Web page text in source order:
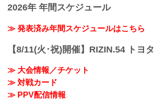
すが、心の底から自
Yogibo presents
youtu.be
吉成 前回は12月の
GP - 1st Round
youtu.be
【5/12更新】開催日
5月30日（日）丸善
阪にて開催を予定し
2026年 年間スケジュール
≫ 発表済み年間スケジュールはこちら
【8/11(火･祝)開催】RIZIN.54 トヨ
≫ 大会情報／チケット
≫ 対戦カード
≫ PPV配信情報